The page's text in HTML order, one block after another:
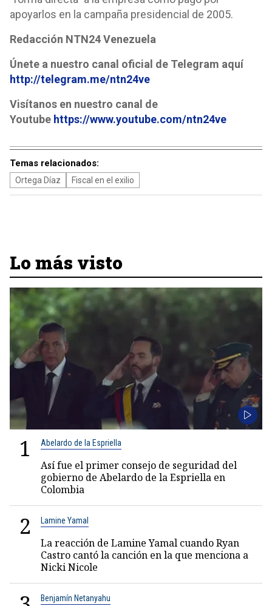
apoyarlos en la campaña presidencial de 2005.
Redacción NTN24 Venezuela
Únete a nuestro canal oficial de Telegram aquí
http://telegram.me/ntn24ve
Visítanos en nuestro canal de
Youtube https://www.youtube.com/ntn24ve
Temas relacionados:
Ortega Díaz Fiscal en el exilio
Lo más visto
1 Abelardo de la Espriella
Así fue el primer consejo de seguridad del
gobierno de Abelardo de la Espriella en
Colombia
2 Lamine Yamal
La reacción de Lamine Yamal cuando Ryan
Castro cantó la canción en la que menciona a
Nicki Nicole
Benjamín Netanyahu